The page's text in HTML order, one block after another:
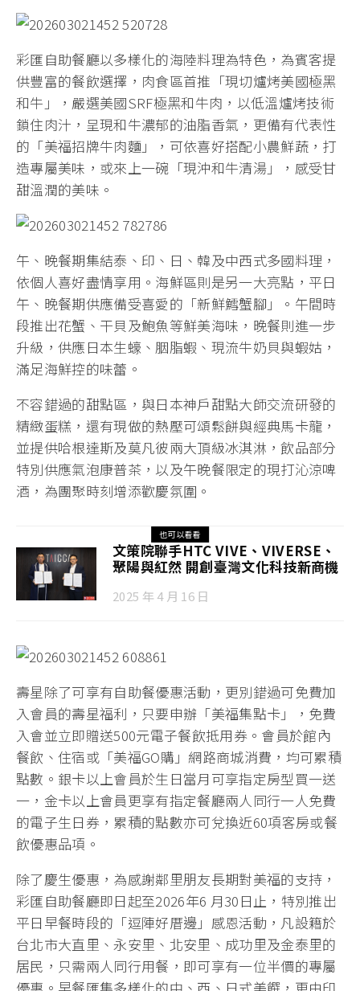
彩匯自助餐廳以多樣化的海陸料理為特色，為賓客提
供豐富的餐飲選擇，肉食區首推「現切爐烤美國極黑
和牛」，嚴選美國SRF極黑和牛肉，以低溫爐烤技術
鎖住肉汁，呈現和牛濃郁的油脂香氣，更備有代表性
的「美福招牌牛肉麵」，可依喜好搭配小農鮮蔬，打
造專屬美味，或來上一碗「現沖和牛清湯」，感受甘
甜溫潤的美味。
午、晚餐期集結泰、印、日、韓及中西式多國料理，
依個人喜好盡情享用。海鮮區則是另一大亮點，平日
午、晚餐期供應備受喜愛的「新鮮鱈蟹腳」。午間時
段推出花蟹、干貝及鮑魚等鮮美海味，晚餐則進一步
升級，供應日本生蠔、胭脂蝦、現流牛奶貝與蝦姑，
滿足海鮮控的味蕾。
不容錯過的甜點區，與日本神戶甜點大師交流研發的
精緻蛋糕，還有現做的熱壓可頌鬆餅與經典馬卡龍，
並提供哈根達斯及莫凡彼兩大頂級冰淇淋，飲品部分
特別供應氣泡康普茶，以及午晚餐限定的現打沁涼啤
酒，為團聚時刻增添歡慶氛圍。
也可以看看
文策院聯手HTC VIVE、VIVERSE、
聚陽與紅然 開創臺灣文化科技新商機
2025 年 4 月 16 日
壽星除了可享有自助餐優惠活動，更別錯過可免費加
入會員的壽星福利，只要申辦「美福集點卡」，免費
入會並立即贈送500元電子餐飲抵用券。會員於館內
餐飲、住宿或「美福GO購」網路商城消費，均可累積
點數。銀卡以上會員於生日當月可享指定房型買一送
一，金卡以上會員更享有指定餐廳兩人同行一人免費
的電子生日券，累積的點數亦可兌換近60項客房或餐
飲優惠品項。
除了慶生優惠，為感謝鄰里朋友長期對美福的支持，
彩匯自助餐廳即日起至2026年6 月30日止，特別推出
平日早餐時段的「逗陣好厝邊」感恩活動，凡設籍於
台北市大直里、永安里、北安里、成功里及金泰里的
居民，只需兩人同行用餐，即可享有一位半價的專屬